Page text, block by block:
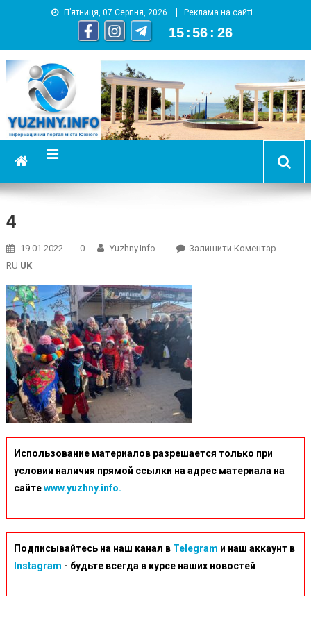
П’ятниця, 07 Серпня, 2026 Реклама на сайті
15 :56 : 27
YUZHNY.INFO
информационный портал города Южный
4
19.01.2022 0 Yuzhny.info Залишити КоментарOn
RU UK
Использование материалов разрешается только при
условии наличия прямой ссылки на адрес материала на
сайтеwww.yuzhny.info.
Подписывайтесь на наш канал в Telegram и наш аккаунт в
Instagram - будьте всегда в курсе наших новостей